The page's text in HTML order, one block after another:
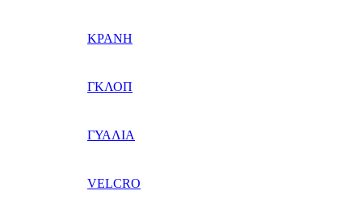
ΚΡΑΝΗ
ΓΚΛΟΠ
ΓΥΑΛΙΑ
VELCRO